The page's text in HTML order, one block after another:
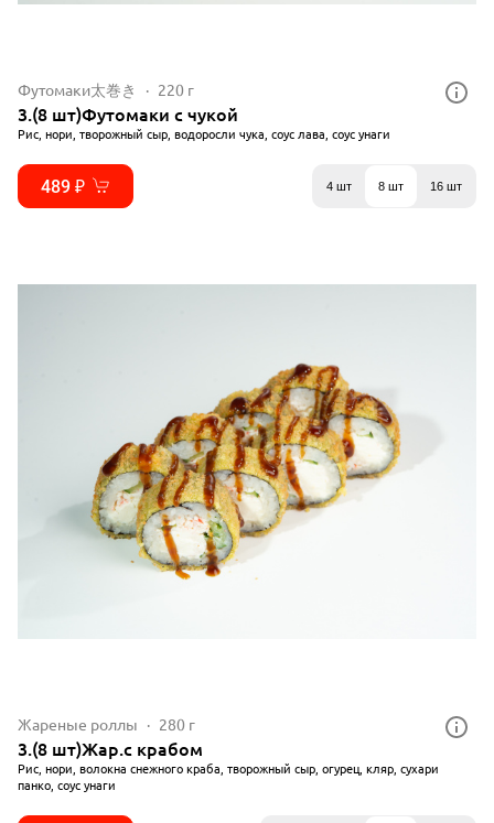
Футомаки太巻き 220 г
3.(8 шт)Футомаки с чукой
Рис, нори, творожный сыр, водоросли чука, соус лава, соус унаги
489 ₽ 4 шт 8 шт 16 шт
Жареные роллы 280 г
3.(8 шт)Жар.с крабом
Рис, нори, волокна снежного краба, творожный сыр, огурец, кляр, сухари
панко, соус унаги